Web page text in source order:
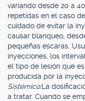
variando desde 20 a
repetidas en el caso
cuidado de evitar la
causar blanqueo,
pequeñas escaras.
inyecciones, los
el tipo de lesión que
producida por la
Sistémico:La
a tratar. Cuando se